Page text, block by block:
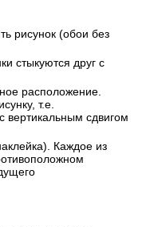
рисунок (обои без
стыкуются друг с
расположение.
т.е.
вертикальным сдвигом
Каждое из